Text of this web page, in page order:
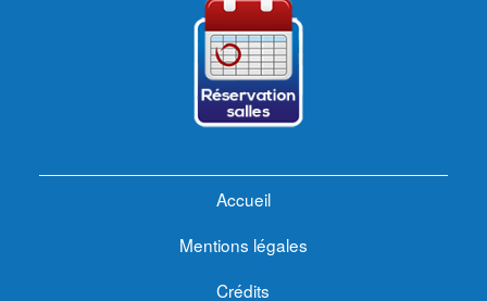
Accueil
Mentions légales
Crédits